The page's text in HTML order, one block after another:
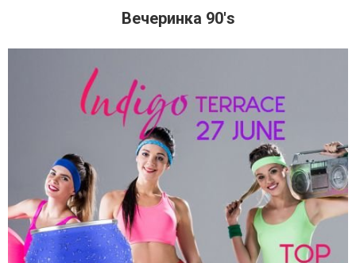
Вечеринка 90's